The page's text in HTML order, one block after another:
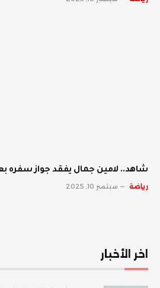
شاهد.. لامين جمال يفقد جواز سفره بعد
رياضة سبتمبر 10, 2025
اخر الأخبار